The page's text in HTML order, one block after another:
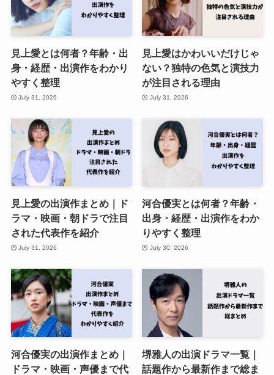
見上愛とは何者？年齢・出
身・経歴・出演作をわかり
やすく整理
July 31, 2026
見上愛はかわいいだけじゃ
ない？独特の色気と演技力
が注目される理由
July 31, 2026
見上愛の出演作まとめ｜ド
ラマ・映画・朝ドラで注目
された代表作を紹介
July 31, 2026
河合優実とは何者？年齢・
出身・経歴・出演作をわか
りやすく整理
July 30, 2026
河合優実の出演作まとめ｜
ドラマ・映画・声優まで代
堺雅人の出演ドラマ一覧｜
話題作から最新作まで総ま